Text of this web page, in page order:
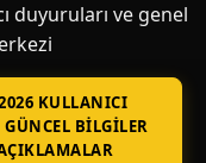
duyuruları ve genel
KULLANICI
BILGILER